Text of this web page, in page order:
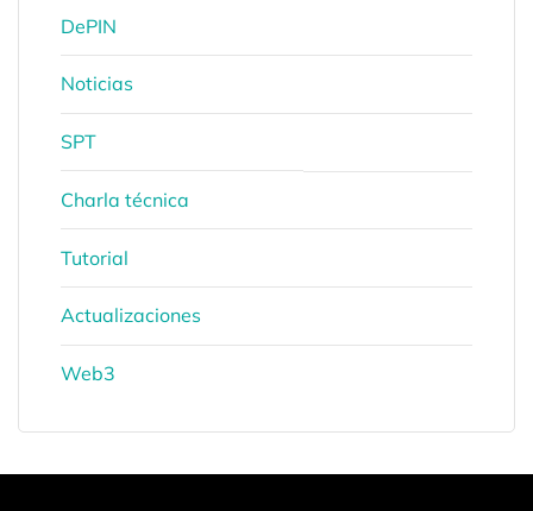
DePIN
Noticias
SPT
Charla técnica
Tutorial
Actualizaciones
Web3